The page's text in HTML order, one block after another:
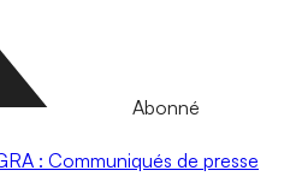
Abonné
: Communiqués de presse